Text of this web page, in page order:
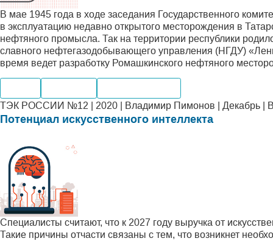
В мае 1945 года в ходе заседания Государственного
в эксплуатацию недавно открытого месторождения в
нефтяного промысла. Так на территории республики
славного нефтегазодобывающего управления (НГДУ)
время ведет разработку Ромашкинского нефтяного
ТЭК РОССИИ №12 | 2020 | Владимир Пимонов | Декабрь |
Потенциал искусственного интеллекта
Специалисты считают, что к 2027 году выручка от
Такие причины отчасти связаны с тем, что возникнет